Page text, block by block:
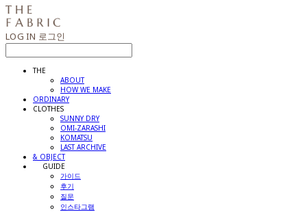
LOG IN 로그인
THE
ABOUT
HOW WE MAKE
ORDINARY
CLOTHES
SUNNY DRY
OMI-ZARASHI
KOMATSU
LAST ARCHIVE
& OBJECT
⠀⠀GUIDE
가이드
후기
질문
인스타그램